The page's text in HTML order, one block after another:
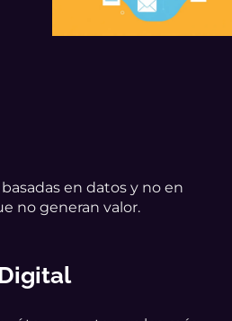
en datos y no en
no generan valor.